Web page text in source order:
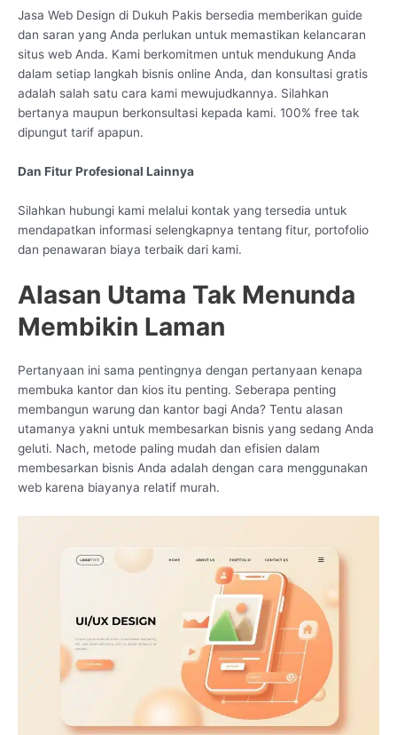
Jasa Web Design di Dukuh Pakis bersedia memberikan guide
dan saran yang Anda perlukan untuk memastikan kelancaran
situs web Anda. Kami berkomitmen untuk mendukung Anda
dalam setiap langkah bisnis online Anda, dan konsultasi gratis
adalah salah satu cara kami mewujudkannya. Silahkan
bertanya maupun berkonsultasi kepada kami. 100% free tak
dipungut tarif apapun.
Dan Fitur Profesional Lainnya
Silahkan hubungi kami melalui kontak yang tersedia untuk
mendapatkan informasi selengkapnya tentang fitur, portofolio
dan penawaran biaya terbaik dari kami.
Alasan Utama Tak Menunda
Membikin Laman
Pertanyaan ini sama pentingnya dengan pertanyaan kenapa
membuka kantor dan kios itu penting. Seberapa penting
membangun warung dan kantor bagi Anda? Tentu alasan
utamanya yakni untuk membesarkan bisnis yang sedang Anda
geluti. Nach, metode paling mudah dan efisien dalam
membesarkan bisnis Anda adalah dengan cara menggunakan
web karena biayanya relatif murah.